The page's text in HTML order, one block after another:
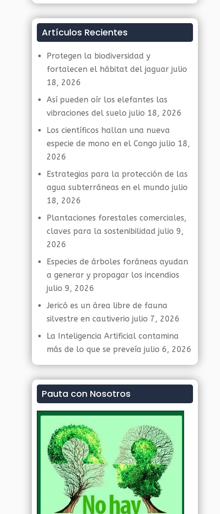
Artículos Recientes
Protegen la biodiversidad y
fortalecen el hábitat del jaguar julio
18, 2026
Así pueden oír los elefantes las
vibraciones del suelo julio 18, 2026
Los científicos hallan una nueva
especie de mono en el Congo julio 18,
2026
Estrategias para la protección de las
agua subterráneas en el mundo julio
18, 2026
Plantaciones forestales comerciales,
claves para la sostenibilidad julio 9,
2026
Especies de árboles foráneas ayudan
a generar y propagar los incendios
julio 9, 2026
Jericó es un área libre de fauna
silvestre en cautiverio julio 7, 2026
La Inteligencia Artificial contamina
más de lo que se preveía julio 6, 2026
Pauta con Nosotros